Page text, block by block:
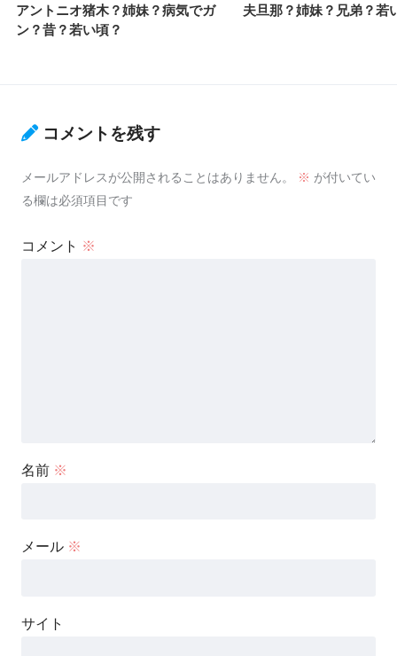
アントニオ猪木？姉妹？病気でガ
ン？昔？若い頃？
夫旦那？姉妹？兄弟？若
コメントを残す
メールアドレスが公開されることはありません。 ※ が付いてい
る欄は必須項目です
コメント ※
名前 ※
メール ※
サイト